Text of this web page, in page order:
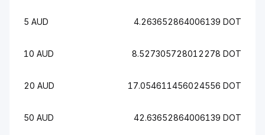
5 AUD 4.263652864006139 DOT
10 AUD 8.527305728012278 DOT
20 AUD 17.054611456024556 DOT
50 AUD 42.63652864006139 DOT